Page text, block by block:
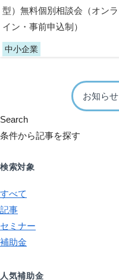
型）無料個別相談会（オンラ
イン・事前申込制）
中小企業
お知ら
Search
条件から記事を探す
検索対象
すべて
記事
セミナー
補助金
人気補助金